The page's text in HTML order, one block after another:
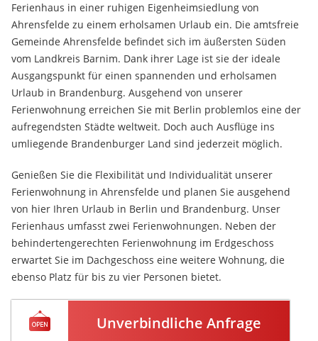
Ferienhaus in einer ruhigen Eigenheimsiedlung von
Ahrensfelde zu einem erholsamen Urlaub ein. Die amtsfreie
Gemeinde Ahrensfelde befindet sich im äußersten Süden
vom Landkreis Barnim. Dank ihrer Lage ist sie der ideale
Ausgangspunkt für einen spannenden und erholsamen
Urlaub in Brandenburg. Ausgehend von unserer
Ferienwohnung erreichen Sie mit Berlin problemlos eine der
aufregendsten Städte weltweit. Doch auch Ausflüge ins
umliegende Brandenburger Land sind jederzeit möglich.
Genießen Sie die Flexibilität und Individualität unserer
Ferienwohnung in Ahrensfelde und planen Sie ausgehend
von hier Ihren Urlaub in Berlin und Brandenburg. Unser
Ferienhaus umfasst zwei Ferienwohnungen. Neben der
behindertengerechten Ferienwohnung im Erdgeschoss
erwartet Sie im Dachgeschoss eine weitere Wohnung, die
ebenso Platz für bis zu vier Personen bietet.
Unverbindliche Anfrage